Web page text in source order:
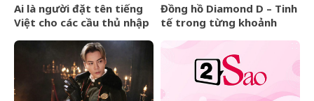
Ai là người đặt tên tiếng
Việt cho các cầu thủ nhập
Nam?
Đồng hồ Diamond D – Tinh
tế trong từng khoảnh